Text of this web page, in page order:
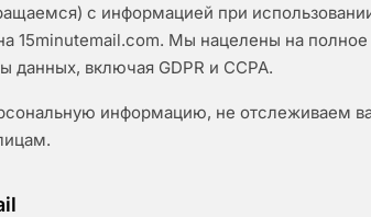
с информацией при
15minutemail.com. Мы нацелены на полное
включая GDPR и CCPA.
информацию, не отслеживаем